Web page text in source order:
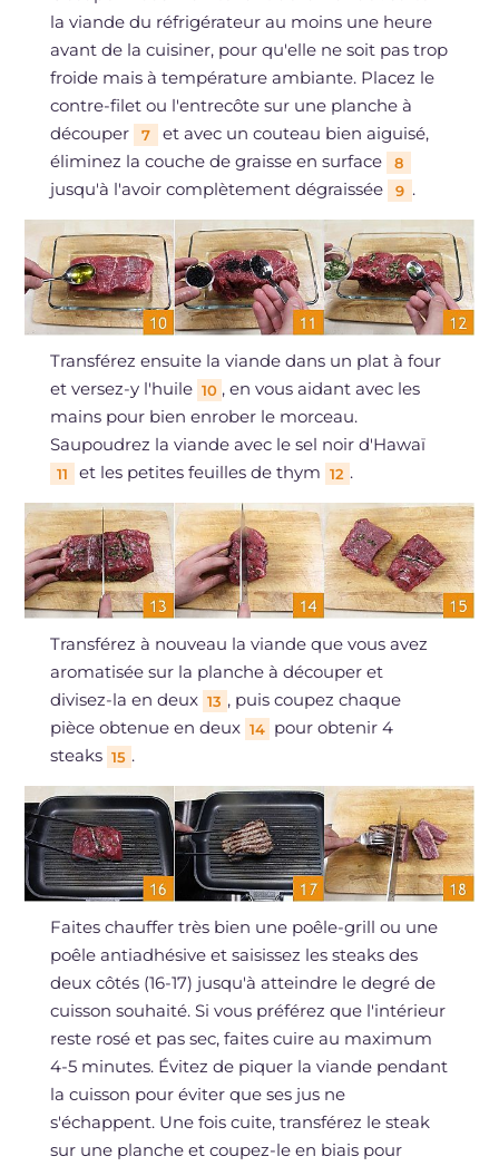
la viande du réfrigérateur au moins une heure
avant de la cuisiner, pour qu'elle ne soit pas trop
froide mais à température ambiante. Placez le
contre-filet ou l'entrecôte sur une planche à
découper
7
et avec un couteau bien aiguisé,
éliminez la couche de graisse en surface
8
jusqu'à l'avoir complètement dégraissée 9 .
Transférez ensuite la viande dans un plat à four
et versez-y l'huile 10 , en vous aidant avec les
mains pour bien enrober le morceau.
Saupoudrez la viande avec le sel noir d'Hawaï
11 et les petites feuilles de thym 12 .
Transférez à nouveau la viande que vous avez
aromatisée sur la planche à découper et
divisez-la en deux 13 , puis coupez chaque
pièce obtenue en deux 14 pour obtenir 4
steaks 15 .
Faites chauffer très bien une poêle-grill ou une
poêle antiadhésive et saisissez les steaks des
deux côtés (16-17) jusqu'à atteindre le degré de
cuisson souhaité. Si vous préférez que l'intérieur
reste rosé et pas sec, faites cuire au maximum
4-5 minutes. Évitez de piquer la viande pendant
la cuisson pour éviter que ses jus ne
s'échappent. Une fois cuite, transférez le steak
sur une planche et coupez-le en biais pour